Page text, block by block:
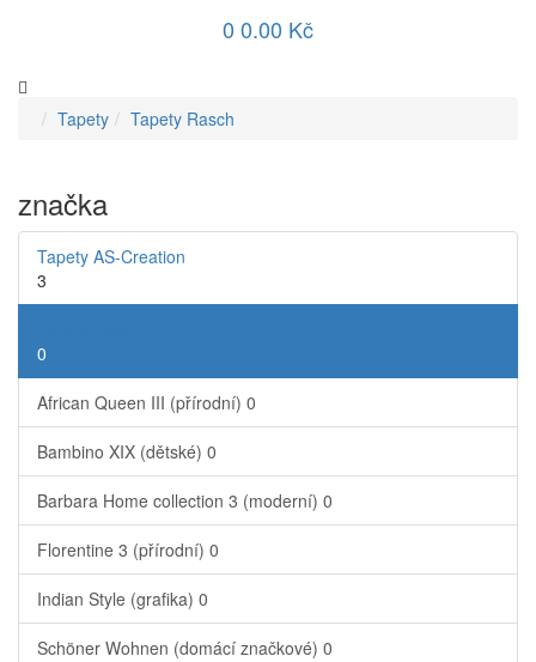
0 0.00 Kč
Tapety Tapety Rasch
značka
Tapety AS-Creation
3
0
African Queen III (přírodní) 0
Bambino XIX (dětské) 0
Barbara Home collection 3 (moderní) 0
Florentine 3 (přírodní) 0
Indian Style (grafika) 0
Schöner Wohnen (domácí značkové) 0